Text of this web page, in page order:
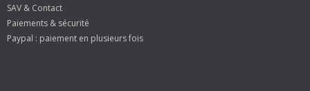
SAV & Contact
Paiements & sécurité
Paypal : paiement en plusieurs fois